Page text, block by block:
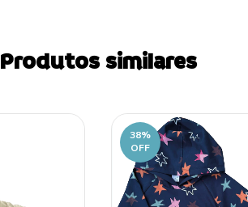
Produtos similares
38%
OFF